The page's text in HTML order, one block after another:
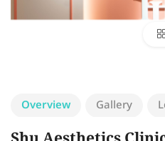
Overview Gallery